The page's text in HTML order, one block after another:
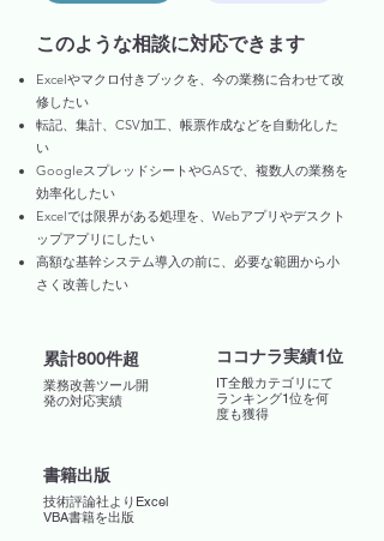
このような相談に対応できます
Excelやマクロ付きブックを、今の業務に合わせて改
修したい
転記、集計、CSV加工、帳票作成などを自動化した
い
GoogleスプレッドシートやGASで、複数人の業務を
効率化したい
Excelでは限界がある処理を、Webアプリやデスクト
ップアプリにしたい
高額な基幹システム導入の前に、必要な範囲から小
さく改善したい
​累計800件超
業務改善ツール開
発の対応実績
​ココナラ実績1位
​IT全般カテゴリにて
ランキング1位を何
度も獲得
書籍出版
技術評論社よりExcel
VBA書籍を出版